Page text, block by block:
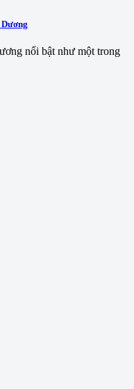
nổi bật như một trong